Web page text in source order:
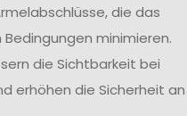
die das
minimieren.
die Sichtbarkeit bei
erhöhen die Sicherheit an